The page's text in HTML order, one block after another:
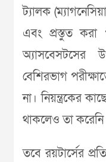
ট্যালক
এবং প্রস্তুত করা
অ্যাসবেসটসের
বেশিরভাগ
না। নিয়ন্ত্রকের
থাকলেও তা করেনি
তবে রয়টার্সের